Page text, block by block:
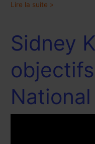
Lire la suite »
Sidney
National
Sidney
Kamerzin
ses
objectifs
au
Conseil
National